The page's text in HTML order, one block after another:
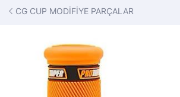
CG CUP MODİFİYE PARÇALAR